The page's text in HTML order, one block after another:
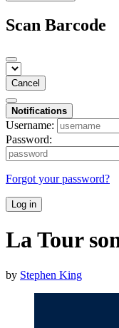
Scan Barcode
Cancel
Notifications
Username:
Password:
Forgot your password?
Log in
La Tour
by Stephen King